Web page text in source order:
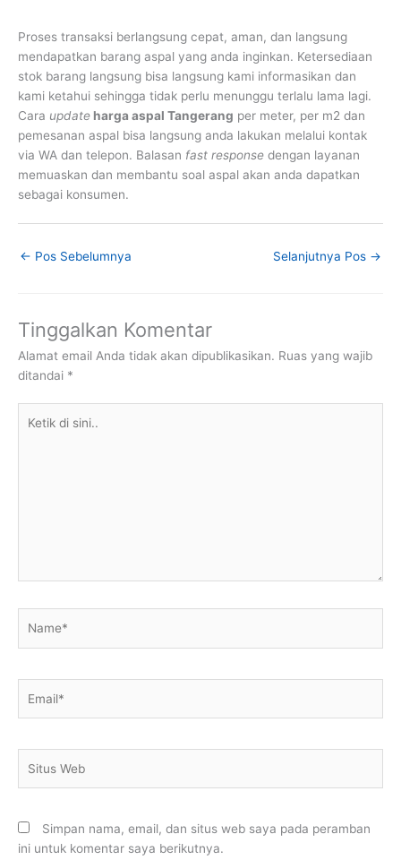
Proses transaksi berlangsung cepat, aman, dan langsung
mendapatkan barang aspal yang anda inginkan. Ketersediaan
stok barang langsung bisa langsung kami informasikan dan
kami ketahui sehingga tidak perlu menunggu terlalu lama lagi.
Cara update harga aspal Tangerang per meter, per m2 dan
pemesanan aspal bisa langsung anda lakukan melalui kontak
via WA dan telepon. Balasan fast response dengan layanan
memuaskan dan membantu soal aspal akan anda dapatkan
sebagai konsumen.
← Pos Sebelumnya Selanjutnya Pos →
Tinggalkan Komentar
Alamat email Anda tidak akan dipublikasikan. Ruas yang wajib
ditandai *
Web
Simpan nama, email, dan situs web saya pada peramban
ini untuk komentar saya berikutnya.